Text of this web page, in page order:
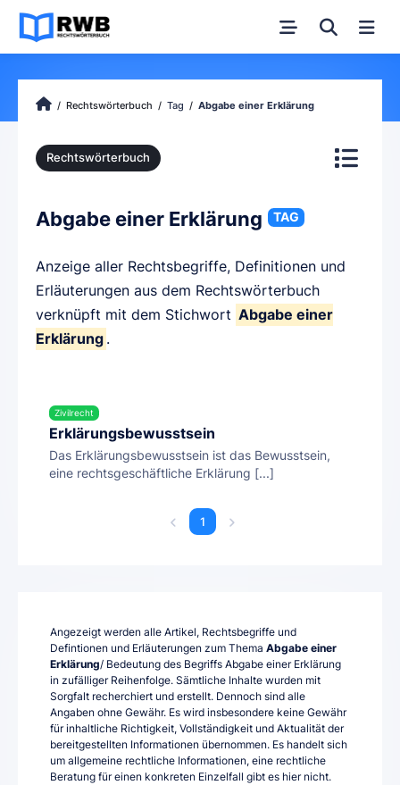
Rechtswörterbuch Tag Abgabe einer Erklärung
Rechtswörterbuch
Abgabe einer Erklärung TAG
Anzeige aller Rechtsbegriffe, Definitionen und
Erläuterungen aus dem Rechtswörterbuch
verknüpft mit dem Stichwort Abgabe einer
Erklärung .
Zivilrecht
Erklärungsbewusstsein
Das Erklärungsbewusstsein ist das Bewusstsein,
eine rechtsgeschäftliche Erklärung [...]
1
Angezeigt werden alle Artikel, Rechtsbegriffe und
Defintionen und Erläuterungen zum Thema Abgabe einer
Erklärung/ Bedeutung des Begriffs Abgabe einer Erklärung
in zufälliger Reihenfolge. Sämtliche Inhalte wurden mit
Sorgfalt recherchiert und erstellt. Dennoch sind alle
Angaben ohne Gewähr. Es wird insbesondere keine Gewähr
für inhaltliche Richtigkeit, Vollständigkeit und Aktualität der
bereitgestellten Informationen übernommen. Es handelt sich
um allgemeine rechtliche Informationen, eine rechtliche
Beratung für einen konkreten Einzelfall gibt es hier nicht.